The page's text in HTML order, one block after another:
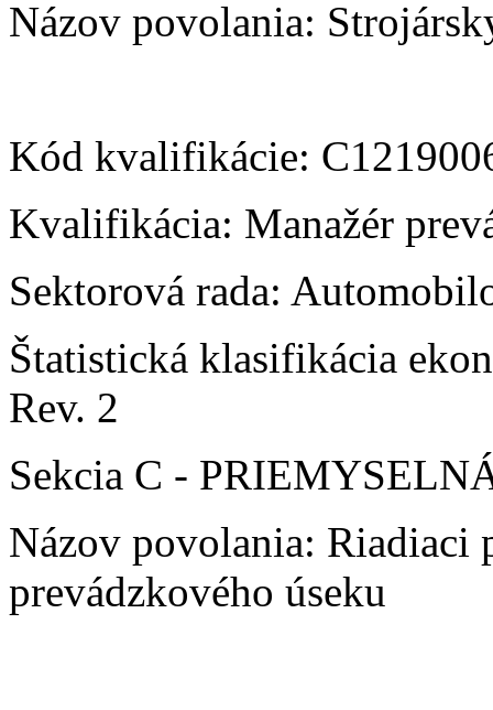
Názov povolania:
Kód kvalifikácie:
Kvalifikácia: Manažér
Sektorová rada:
Štatistická klasifikácia
Rev. 2
Sekcia C -
Názov povolania: Riadiaci
prevádzkového úseku